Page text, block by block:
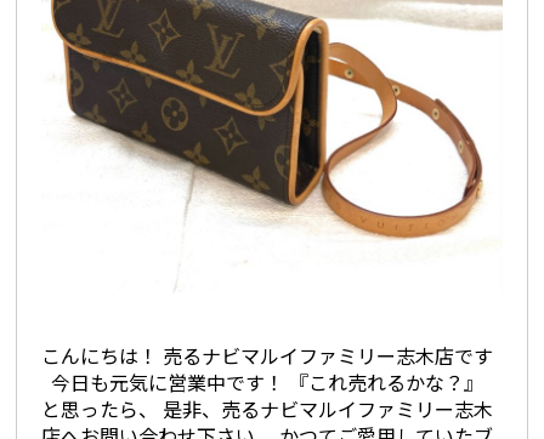
こんにちは！ 売るナビマルイファミリー志木店です
今日も元気に営業中です！ 『これ売れるかな？』
と思ったら、 是非、売るナビマルイファミリー志木